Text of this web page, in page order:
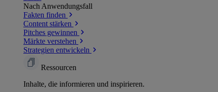
Nach Anwendungsfall
Fakten finden
Content stärken
Pitches gewinnen
Märkte verstehen
Strategien entwickeln
Ressourcen
Inhalte, die informieren und inspirieren.